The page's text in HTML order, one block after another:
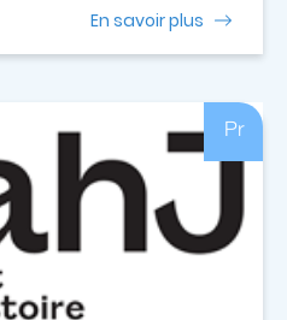
En savoir plus
Pr